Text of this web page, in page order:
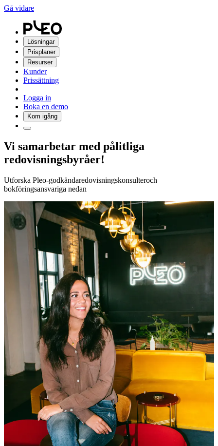
Gå vidare
Lösningar
Prisplaner
Resurser
Kunder
Prissättning
Logga in
Boka en demo
Kom igång
Vi samarbetar med pålitliga
redovisningsbyråer!
Utforska Pleo-godkändaredovisningskonsulteroch
bokföringsansvariga nedan